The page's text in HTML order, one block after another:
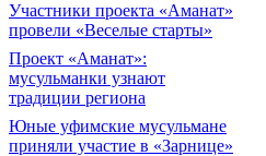
Участники проекта «Аманат»
провели «Веселые старты»
Проект «Аманат»:
мусульманки узнают
традиции региона
Юные уфимские мусульмане
приняли участие в «Зарнице»